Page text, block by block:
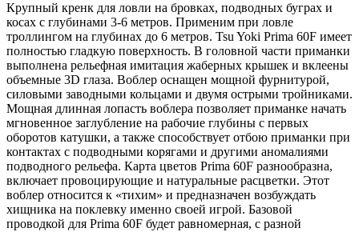
Крупный кренк для ловли на бровках, подводных буграх и
косах с глубинами 3-6 метров. Применим при ловле
троллингом на глубинах до 6 метров. Tsu Yoki Prima 60F имеет
полностью гладкую поверхность. В головной части приманки
выполнена рельефная имитация жаберных крышек и вклеены
объемные 3D глаза. Воблер оснащен мощной фурнитурой,
силовыми заводными кольцами и двумя острыми тройниками.
Мощная длинная лопасть воблера позволяет приманке начать
мгновенное заглубление на рабочие глубины с первых
оборотов катушки, а также способствует отбою приманки при
контактах с подводными корягами и другими аномалиями
подводного рельефа. Карта цветов Prima 60F разнообразна,
включает провоцирующие и натуральные расцветки. Этот
воблер относится к «тихим» и предназначен возбуждать
хищника на поклевку именно своей игрой. Базовой
проводкой для Prima 60F будет равномерная, с разной